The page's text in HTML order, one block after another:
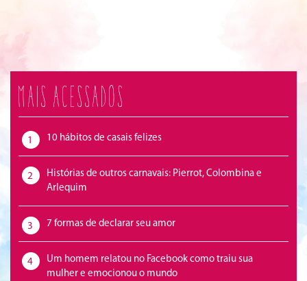
Mais acessados
1 10 hábitos de casais felizes
2
Histórias de outros carnavais: Pierrot, Colombina e
Arlequim
3 7 formas de declarar seu amor
4
Um homem relatou no Facebook como traiu sua
mulher e emocionou o mundo